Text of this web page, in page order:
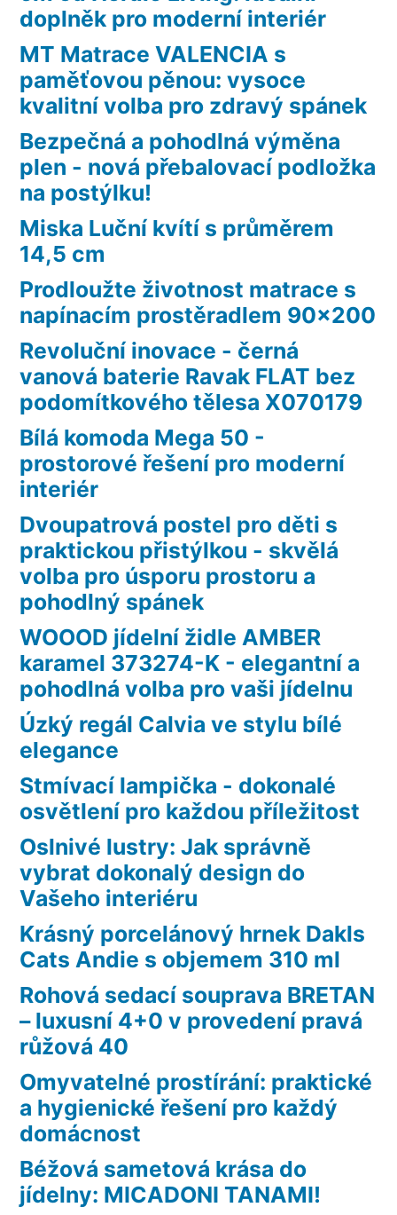
doplněk pro moderní interiér
MT Matrace VALENCIA s
paměťovou pěnou: vysoce
kvalitní volba pro zdravý spánek
Bezpečná a pohodlná výměna
plen - nová přebalovací podložka
na postýlku!
Miska Luční kvítí s průměrem
14,5 cm
Prodloužte životnost matrace s
napínacím prostěradlem 90×200
Revoluční inovace - černá
vanová baterie Ravak FLAT bez
podomítkového tělesa X070179
Bílá komoda Mega 50 -
prostorové řešení pro moderní
interiér
Dvoupatrová postel pro děti s
praktickou přistýlkou - skvělá
volba pro úsporu prostoru a
pohodlný spánek
WOOOD jídelní židle AMBER
karamel 373274-K - elegantní a
pohodlná volba pro vaši jídelnu
Úzký regál Calvia ve stylu bílé
elegance
Stmívací lampička - dokonalé
osvětlení pro každou příležitost
Oslnivé lustry: Jak správně
vybrat dokonalý design do
Vašeho interiéru
Krásný porcelánový hrnek Dakls
Cats Andie s objemem 310 ml
Rohová sedací souprava BRETAN
– luxusní 4+0 v provedení pravá
růžová 40
Omyvatelné prostírání: praktické
a hygienické řešení pro každý
domácnost
Béžová sametová krása do
jídelny: MICADONI TANAMI!